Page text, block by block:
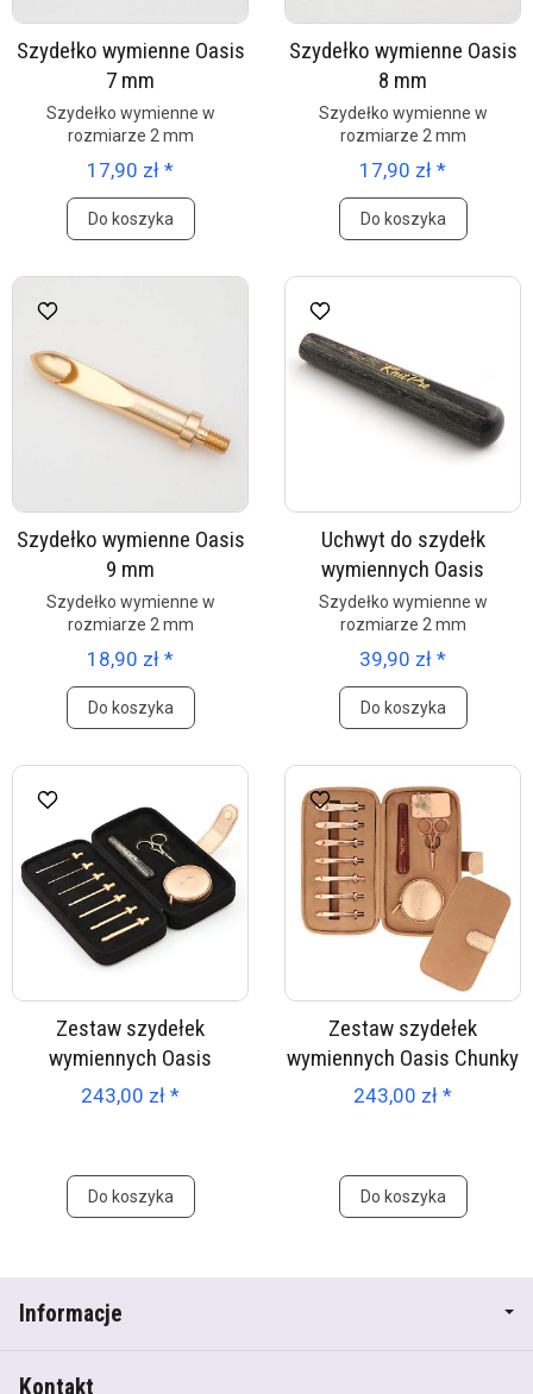
Szydełko wymienne Oasis
7 mm
Szydełko wymienne w
rozmiarze 2 mm
17,90 zł *
Do koszyka
Szydełko wymienne Oasis
8 mm
Szydełko wymienne w
rozmiarze 2 mm
17,90 zł *
Do koszyka
Szydełko wymienne Oasis
9 mm
Szydełko wymienne w
rozmiarze 2 mm
18,90 zł *
Do koszyka
Uchwyt do szydełk
wymiennych Oasis
Szydełko wymienne w
rozmiarze 2 mm
39,90 zł *
Do koszyka
Zestaw szydełek
wymiennych Oasis
243,00 zł *
Do koszyka
Zestaw szydełek
wymiennych Oasis Chunky
243,00 zł *
Do koszyka
Informacje
Kontakt